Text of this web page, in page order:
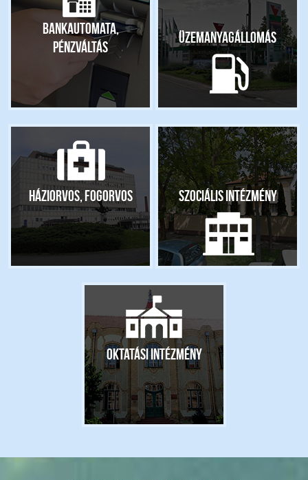
Bankautomata,
pénzváltás
Üzemanyagállomás
Háziorvos, fogorvos Szociális intézmény
Oktatási intézmény